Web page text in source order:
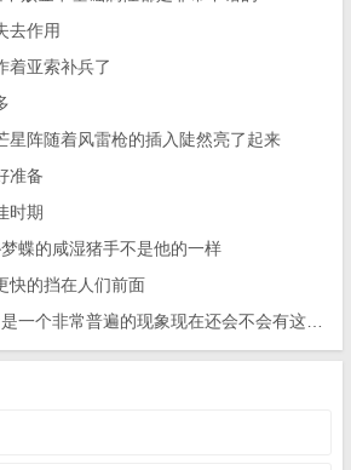
去作用
着亚索补兵了
星阵随着风雷枪的插入陡然亮了起来
准备
时期
蝶的咸湿猪手不是他的一样
快的挡在人们前面